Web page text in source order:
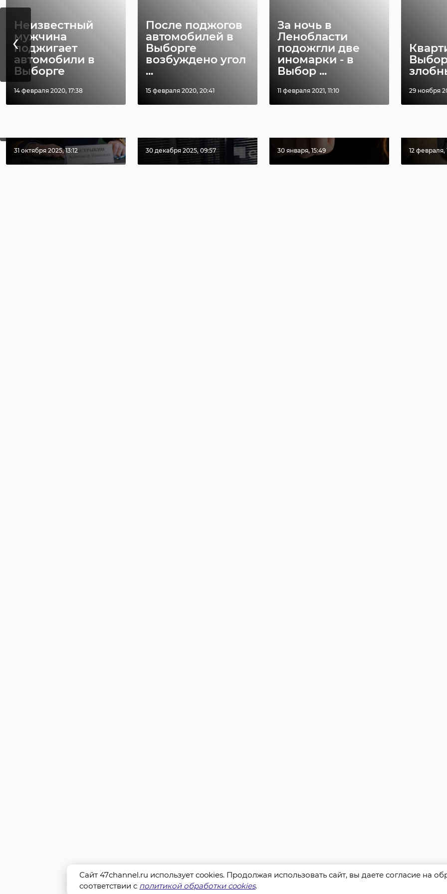
Неизвестный
мужчина
поджигает
автомобили в
Выборге
14 февраля 2020, 17:38
После поджогов
автомобилей в
Выборге
возбуждено угол
...
15 февраля 2020, 20:41
За ночь в
Ленобласти
подожгли две
иномарки - в
Выбор ...
11 февраля 2021, 11:10 29 ноября
‹
РЕКОМЕНДУЕМ
Александр
Бастрыкин взял
31 октября 2025, 13:12
В Отрадном
мужчина избил
30 декабря 2025, 09:57
СК возбудил дело
после зверских
30 января, 15:49 12 февраля,
‹
Сайт 47channel.ru использует cookies. Продолжая использовать сайт, вы даете согласие на
соответствии с политикой обработки cookies.